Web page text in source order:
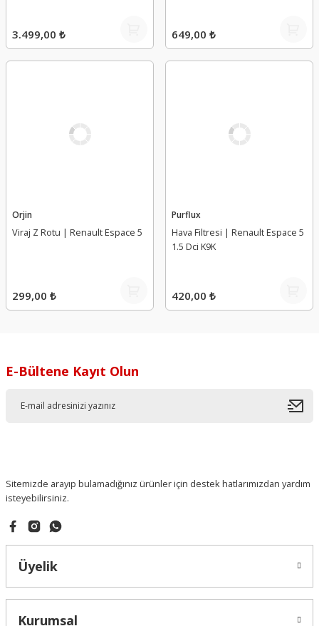
3.499,00 ₺ 649,00 ₺
Orjin
Viraj Z Rotu | Renault Espace 5
299,00 ₺
Purflux
Hava Filtresi | Renault Espace 5
1.5 Dci K9K
420,00 ₺
E-Bültene Kayıt Olun
Sitemizde arayıp bulamadığınız ürünler için destek hatlarımızdan yardım
isteyebilirsiniz.
Üyelik
Kurumsal